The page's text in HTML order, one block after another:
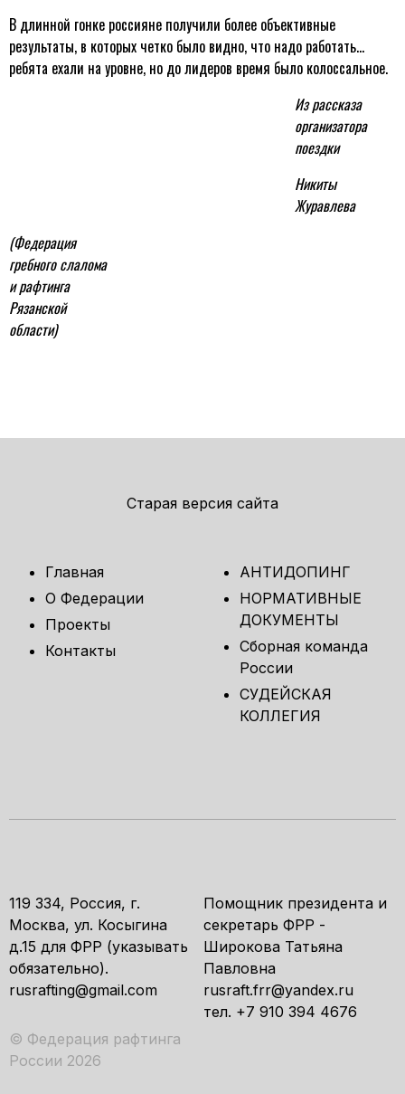
В длинной гонке россияне получили более объективные
результаты, в которых четко было видно, что надо работать…
ребята ехали на уровне, но до лидеров время было колоссальное.
Из рассказа
организатора
поездки
Никиты
Журавлева
(Федерация
гребного слалома
и рафтинга
Рязанской
области)
Старая версия сайта
Главная
О Федерации
Проекты
Контакты
АНТИДОПИНГ
НОРМАТИВНЫЕ
ДОКУМЕНТЫ
Сборная команда
России
СУДЕЙСКАЯ
КОЛЛЕГИЯ
119 334, Россия, г.
Москва, ул. Косыгина
д.15 для ФРР (указывать
обязательно).
rusrafting@gmail.com
© Федерация рафтинга
России 2026
Помощник президента и
секретарь ФРР -
Широкова Татьяна
Павловна
rusraft.frr@yandex.ru
тел. +7 910 394 4676